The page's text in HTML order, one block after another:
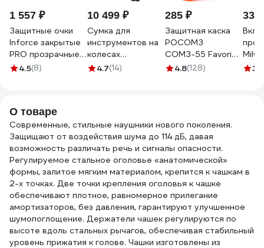
1 557 ₽
Защитные очки
Inforce закрытые
PRO прозрачные
линзы 04-24-02
4.5(8)
10 499 ₽
Сумка для
инструментов на
колесах
WORKPRO WP
4.7(14)
285 ₽
Защитная каска
РОСОМЗ
СОМЗ-55 FavoriT
Trek, оранжевая
4.8(128)
330
3.8
О товаре
Современные, стильные наушники нового поколения.
Защищают от воздействия шума до 114 дБ, давая
возможность различать речь и сигналы опасности.
Регулируемое стальное оголовье «анатомической»
формы, залитое мягким материалом, крепится к чашкам в
2-х точках. Две точки крепления оголовья к чашке
обеспечивают плотное, равномерное прилегание
амортизаторов, без давления, гарантируют улучшенное
шумопоглощение. Держатели чашек регулируются по
высоте вдоль стальных рычагов, обеспечивая стабильный
уровень прижатия к голове. Чашки изготовлены из